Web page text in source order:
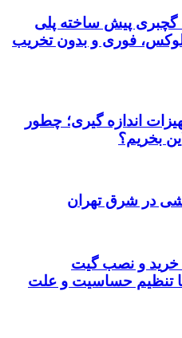
گچبری پیش ساخته پلی
لوکس، فوری و بدون تخریب
اندازه گیری؛ چطور
بخریم؟
در شرق تهران
خرید و نصب گیت
تنظیم حساسیت و علت